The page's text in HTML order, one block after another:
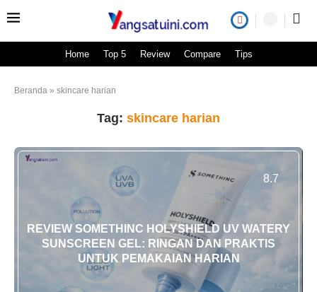
Home Top 5 Review Compare Tips
Beranda » skincare harian
Tag: skincare harian
8.7
REVIEW SOMETHINC HOLYSHIELD UV WATERY
SUNSCREEN GEL: RINGAN DAN PRAKTIS
UNTUK PEMAKAIAN HARIAN